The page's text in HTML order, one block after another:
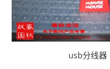
usb分线器